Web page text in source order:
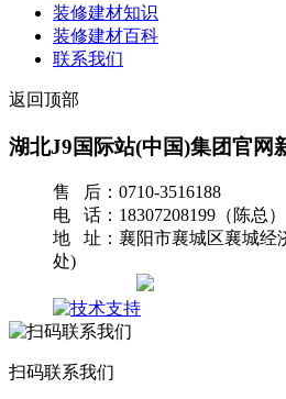
装修建材知识
装修建材百科
联系我们
返回顶部
湖北J9国际站(中国)集团官网
售 后：0710-3516188
电 话：18307208199（陈总）
地 址：襄阳市襄城区襄城经
处)
扫码联系我们